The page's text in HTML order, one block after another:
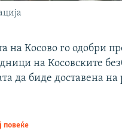
на Косово го одобри
на Косовските
да биде доставена
повеќе